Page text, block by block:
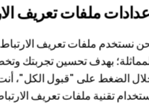
ملفات تعريف
نستخدم ملفات تعريف
بهدف تحسين تجربتك
الضغط على "قبول الكل"،
تقنية ملفات تعريف